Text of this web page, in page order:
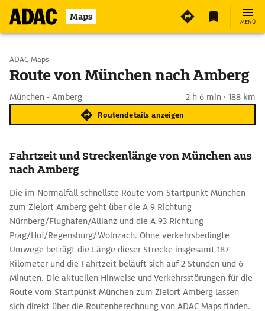
Maps MENÜ
Start wählen
ADAC Maps
Route von München nach Amberg
München - Amberg 2 h 6 min · 188 km
Routendetails anzeigen
Fahrtzeit und Streckenlänge von München aus
nach Amberg
Die im Normalfall schnellste Route vom Startpunkt München
zum Zielort Amberg geht über die A 9 Richtung
Nürnberg/Flughafen/Allianz und die A 93 Richtung
Prag/Hof/Regensburg/Wolnzach. Ohne verkehrsbedingte
Umwege beträgt die Länge dieser Strecke insgesamt 187
Kilometer und die Fahrtzeit beläuft sich auf 2 Stunden und 6
Minuten. Die aktuellen Hinweise und Verkehrsstörungen für die
Route vom Startpunkt München zum Zielort Amberg lassen
sich direkt über die Routenberechnung von ADAC Maps finden.